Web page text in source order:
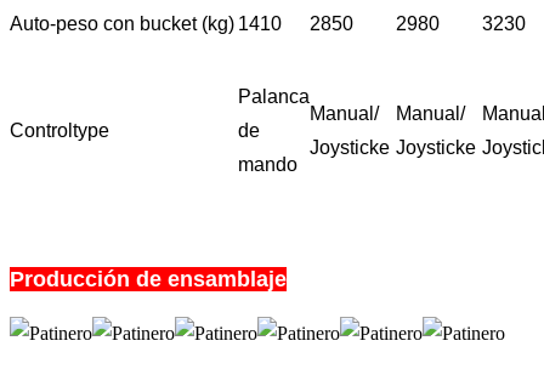
Auto-peso con bucket (kg) 1410 2850 2980 3230
Controltype
Palanca
de
mando
Manual/
Joysticke
Manual/
Joysticke
Producción de ensamblaje